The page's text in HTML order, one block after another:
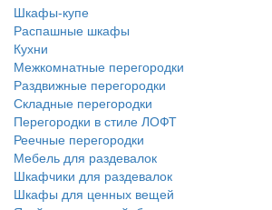
Шкафы-купе
Распашные шкафы
Кухни
Межкомнатные перегородки
Раздвижные перегородки
Складные перегородки
Перегородки в стиле ЛОФТ
Реечные перегородки
Мебель для раздевалок
Шкафчики для раздевалок
Шкафы для ценных вещей